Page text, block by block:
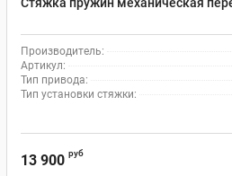
Производитель:
Артикул:
Тип привода:
Тип установки стяжки:
13 900 руб